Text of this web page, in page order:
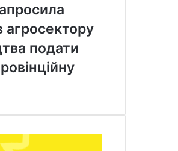
агросектору
подати